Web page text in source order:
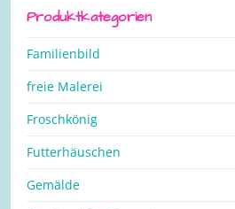
Produktkategorien
Familienbild
freie Malerei
Froschkönig
Futterhäuschen
Gemälde